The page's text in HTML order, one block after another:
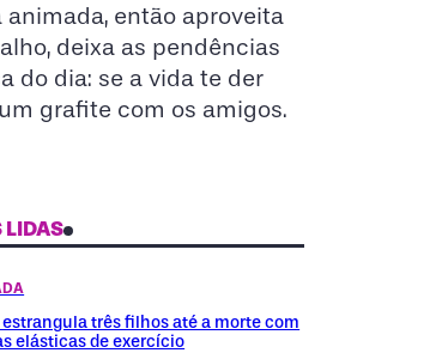
animada, então aproveita
deixa as pendências
do dia: se a vida te der
grafite com os amigos.
LIDAS
estrangula três filhos até a morte com
elásticas de exercício